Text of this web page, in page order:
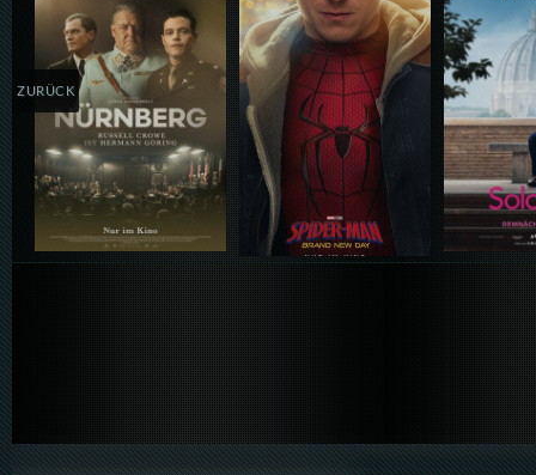
Details,Play Details,Play
ZURÜCK